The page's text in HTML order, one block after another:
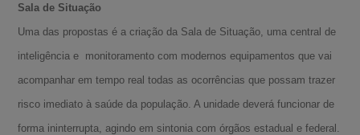
Sala de Situação
Uma das propostas é a criação da Sala de Situação, uma central de
inteligência e monitoramento com modernos equipamentos que vai
acompanhar em tempo real todas as ocorrências que possam trazer
risco imediato à saúde da população. A unidade deverá funcionar de
forma ininterrupta, agindo em sintonia com órgãos estadual e federal.